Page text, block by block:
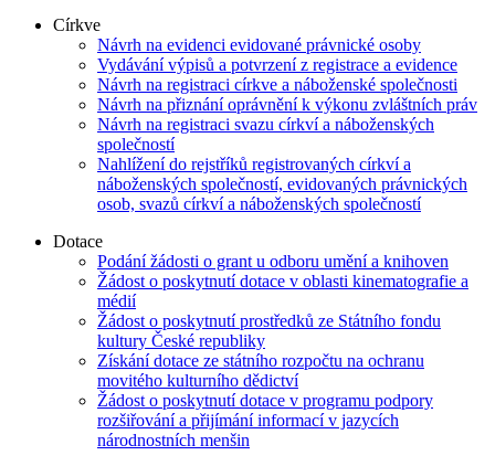
Církve
Návrh na evidenci evidované právnické osoby
Vydávání výpisů a potvrzení z registrace a evidence
Návrh na registraci církve a náboženské společnosti
Návrh na přiznání oprávnění k výkonu zvláštních práv
Návrh na registraci svazu církví a náboženských
společností
Nahlížení do rejstříků registrovaných církví a
náboženských společností, evidovaných právnických
osob, svazů církví a náboženských společností
Dotace
Podání žádosti o grant u odboru umění a knihoven
Žádost o poskytnutí dotace v oblasti kinematografie a
médií
Žádost o poskytnutí prostředků ze Státního fondu
kultury České republiky
Získání dotace ze státního rozpočtu na ochranu
movitého kulturního dědictví
Žádost o poskytnutí dotace v programu podpory
rozšiřování a přijímání informací v jazycích
národnostních menšin